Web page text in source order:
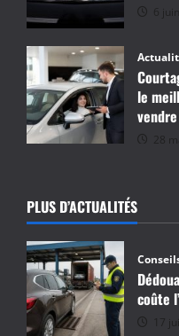
6
le
28
PLUS D’ACTUALITÉS
coûte
17